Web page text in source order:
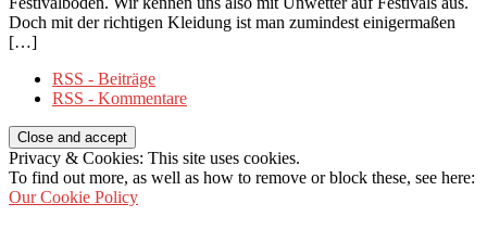
Doch mit der richtigen Kleidung ist man zumindest einigermaßen
[…]
RSS - Beiträge
RSS - Kommentare
Privacy & Cookies: This site uses cookies.
To find out more, as well as how to remove or block these, see here:
Our Cookie Policy